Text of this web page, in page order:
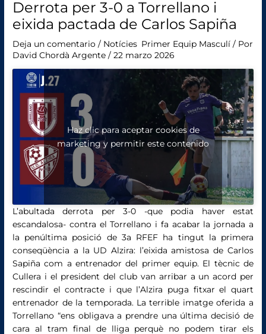
Derrota per 3-0 a Torrellano i
eixida pactada de Carlos Sapiña
Deja un comentario / Notícies Primer Equip Masculí / Por
David Chordà Argente/22 marzo 2026
Haz clic para aceptar cookies de
marketing y permitir este contenido
L’abultada derrota per 3-0 -que podia haver estat
escandalosa- contra el Torrellano i fa acabar la jornada a
la penúltima posició de 3a RFEF ha tingut la primera
conseqüència a la UD Alzira: l’eixida amistosa de Carlos
Sapiña com a entrenador del primer equip. El tècnic de
Cullera i el president del club van arribar a un acord per
rescindir el contracte i que l’Alzira puga fitxar el quart
entrenador de la temporada. La terrible imatge oferida a
Torrellano “ens obligava a prendre una última decisió de
cara al tram final de lliga perquè no podem tirar els